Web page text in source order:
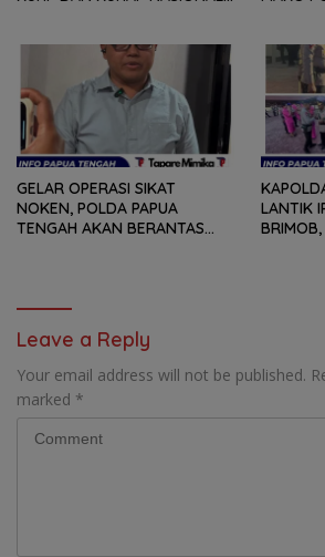
GELAR OPERASI SIKAT
NOKEN, POLDA PAPUA
TENGAH AKAN BERANTAS
LANTIK
Leave a Reply
Your email address will not be published.
marked *